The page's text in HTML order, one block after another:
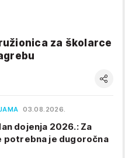
za školarce
03.08.2026.
dojenja 2026.: Za
potrebna je dugoročna